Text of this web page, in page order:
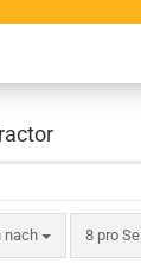
nach 8 pro